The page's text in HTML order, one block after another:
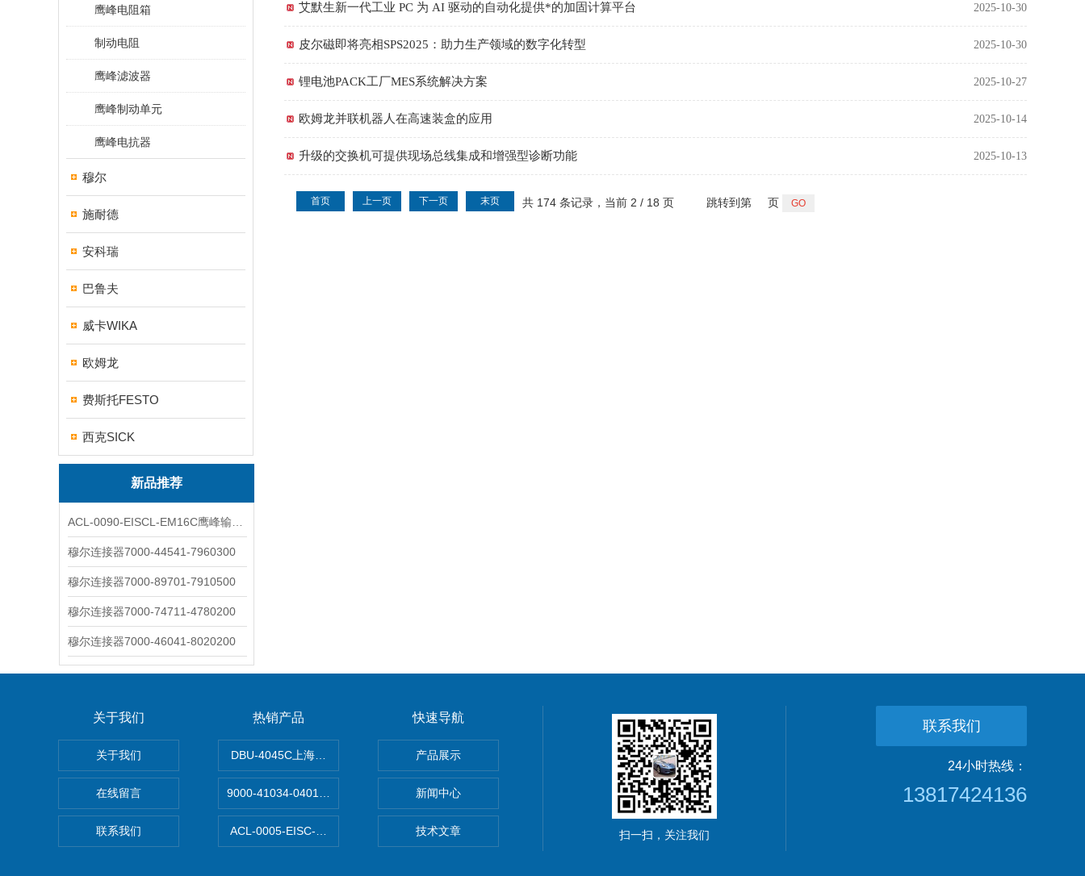
鹰峰电阻箱
制动电阻
鹰峰滤波器
鹰峰制动单元
鹰峰电抗器
穆尔
施耐德
安科瑞
巴鲁夫
威卡WIKA
欧姆龙
费斯托FESTO
西克SICK
新品推荐
穆尔连接器7000-44541-7960300
穆尔连接器7000-89701-7910500
穆尔连接器7000-74711-4780200
穆尔连接器7000-46041-8020200
艾默生新一代工业 PC 为 AI 驱动的自动化提供*的加固计算平台 2025-10-30
皮尔磁即将亮相SPS2025：助力生产领域的数字化转型 2025-10-30
锂电池PACK工厂MES系统解决方案 2025-10-27
欧姆龙并联机器人在高速装盒的应用 2025-10-14
升级的交换机可提供现场总线集成和增强型诊断功能 2025-10-13
共 174 条记录，当前 2 / 18 页
首页 上一页 下一页 末页 跳转到第 页
关于我们
关于我们
在线留言
联系我们
热销产品
DBU-4045C上海鹰峰制动单元
9000-41034-0401000穆尔MICO4.4智能电流分配器
ACL-0005-EISC-E2M8C上海鹰峰电抗器
快速导航
产品展示
新闻中心
技术文章 扫一扫，关注我们
联系我们
24小时热线：
13817424136